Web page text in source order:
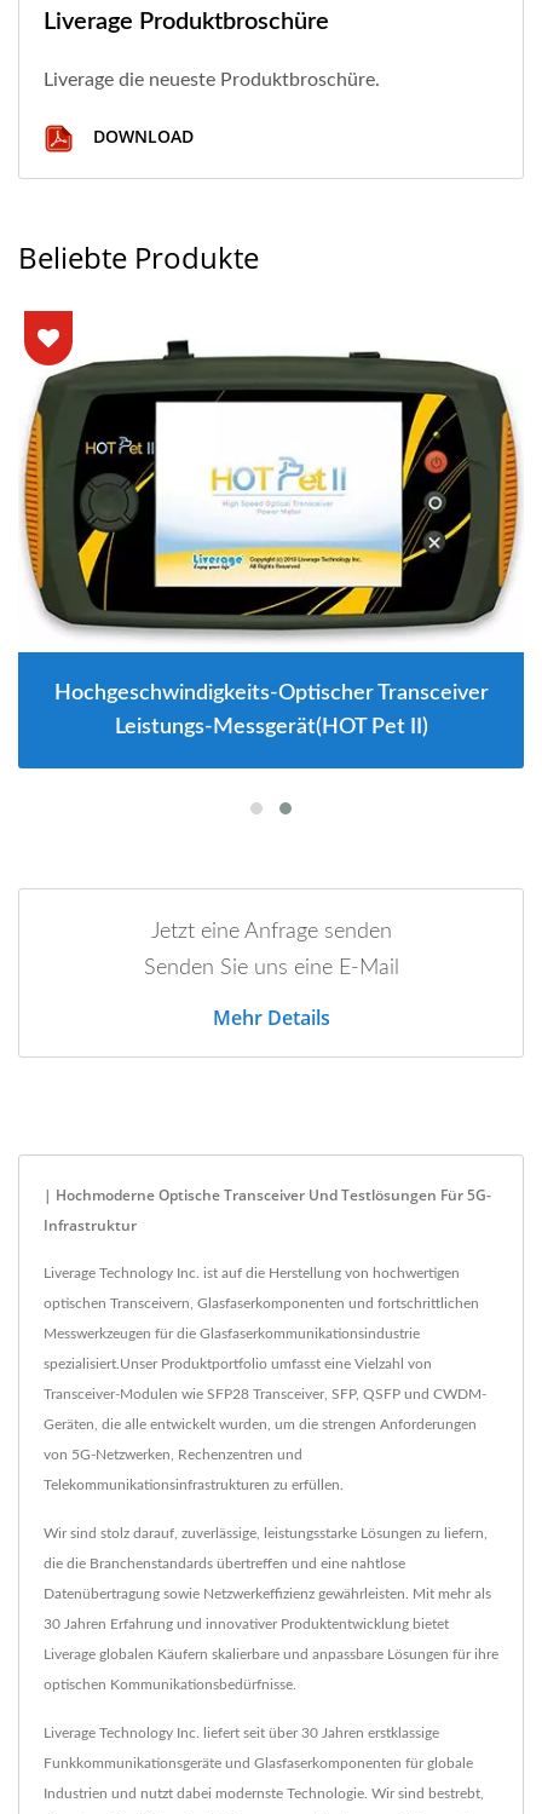
Liverage Produktbroschüre
Liverage die neueste Produktbroschüre.
DOWNLOAD
Beliebte Produkte
Hochgeschwindigkeits-Optischer Transceiver
Leistungs-Messgerät(HOT Pet II)
Jetzt eine Anfrage senden
Senden Sie uns eine E-Mail
Mehr Details
| Hochmoderne Optische Transceiver Und Testlösungen Für 5G-
Infrastruktur
Liverage Technology Inc. ist auf die Herstellung von hochwertigen
optischen Transceivern, Glasfaserkomponenten und fortschrittlichen
Messwerkzeugen für die Glasfaserkommunikationsindustrie
spezialisiert.Unser Produktportfolio umfasst eine Vielzahl von
Transceiver-Modulen wie SFP28 Transceiver, SFP, QSFP und CWDM-
Geräten, die alle entwickelt wurden, um die strengen Anforderungen
von 5G-Netzwerken, Rechenzentren und
Telekommunikationsinfrastrukturen zu erfüllen.
Wir sind stolz darauf, zuverlässige, leistungsstarke Lösungen zu liefern,
die die Branchenstandards übertreffen und eine nahtlose
Datenübertragung sowie Netzwerkeffizienz gewährleisten. Mit mehr als
30 Jahren Erfahrung und innovativer Produktentwicklung bietet
Liverage globalen Käufern skalierbare und anpassbare Lösungen für ihre
optischen Kommunikationsbedürfnisse.
Liverage Technology Inc. liefert seit über 30 Jahren erstklassige
Funkkommunikationsgeräte und Glasfaserkomponenten für globale
Industrien und nutzt dabei modernste Technologie. Wir sind bestrebt,